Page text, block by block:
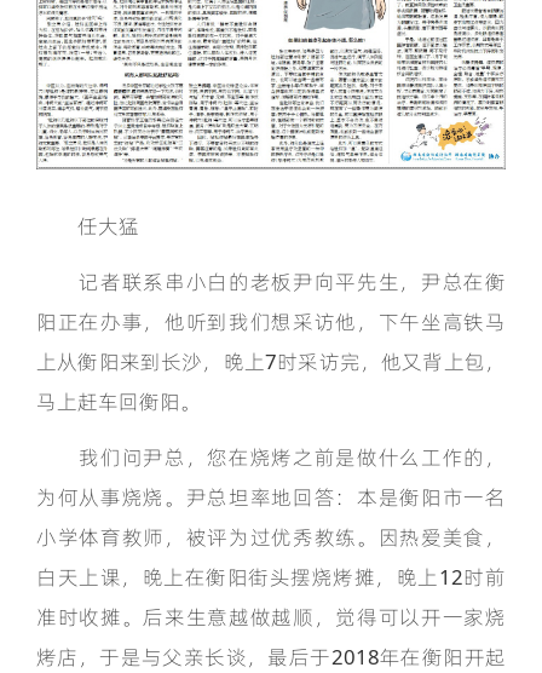
任大猛
记者联系串小白的老板尹向平先生，尹总在衡
阳正在办事，他听到我们想采访他，下午坐高铁马
上从衡阳来到长沙，晚上7时采访完，他又背上包，
马上赶车回衡阳。
我们问尹总，您在烧烤之前是做什么工作的，
为何从事烧烧。尹总坦率地回答：本是衡阳市一名
小学体育教师，被评为过优秀教练。因热爱美食，
白天上课，晚上在衡阳街头摆烧烤摊，晚上12时前
准时收摊。后来生意越做越顺，觉得可以开一家烧
烤店，于是与父亲长谈，最后于2018年在衡阳开起